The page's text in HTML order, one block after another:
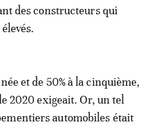
des constructeurs qui
et de 50% à la cinquième,
2020 exigeait. Or, un tel
automobiles était